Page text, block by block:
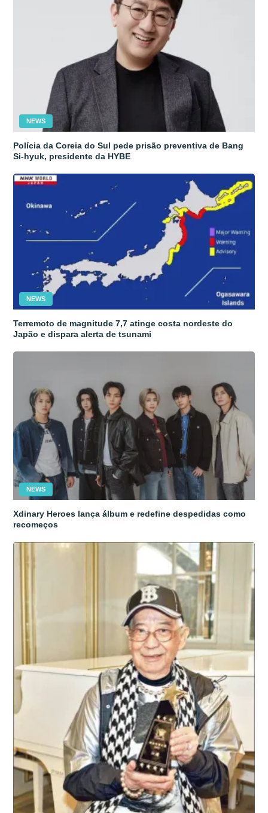
NEWS
Polícia da Coreia do Sul pede prisão preventiva de Bang
Si-hyuk, presidente da HYBE
NEWS
Terremoto de magnitude 7,7 atinge costa nordeste do
Japão e dispara alerta de tsunami
NEWS
Xdinary Heroes lança álbum e redefine despedidas como
recomeços